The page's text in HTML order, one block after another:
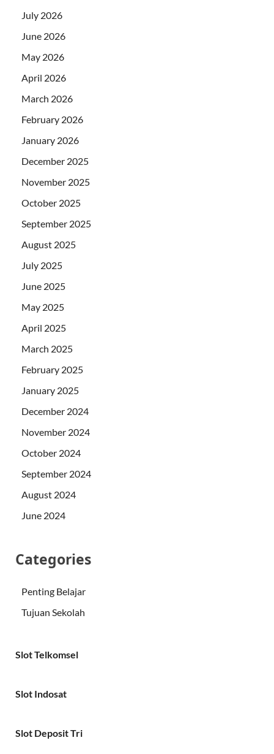
July 2026
June 2026
May 2026
April 2026
March 2026
February 2026
January 2026
December 2025
November 2025
October 2025
September 2025
August 2025
July 2025
June 2025
May 2025
April 2025
March 2025
February 2025
January 2025
December 2024
November 2024
October 2024
September 2024
August 2024
June 2024
Categories
Penting Belajar
Tujuan Sekolah
Slot Telkomsel
Slot Indosat
Slot Deposit Tri